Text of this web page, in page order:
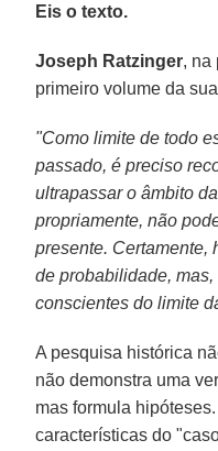
Eis o texto.
Joseph Ratzinger, na
primeiro volume da
"Como limite de todo
passado, é preciso
ultrapassar o âmbito
propriamente, não
presente. Certamente,
de probabilidade,
conscientes do limite
A pesquisa histórica
não demonstra uma
mas formula
características do